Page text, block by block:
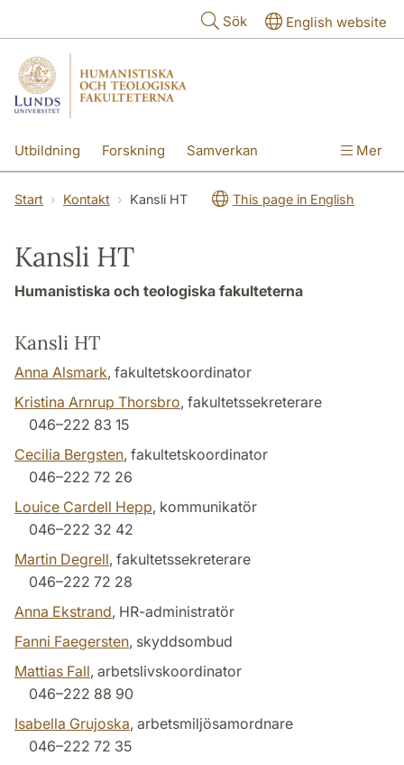
Sök English website
Utbildning Forskning Samverkan Mer
Start Kontakt Kansli HT This page in English
Kansli HT
Humanistiska och teologiska fakulteterna
Kansli HT
Anna Alsmark, fakultetskoordinator
Kristina Arnrup Thorsbro, fakultetssekreterare
046–222 83 15
Cecilia Bergsten, fakultetskoordinator
046–222 72 26
Louice Cardell Hepp, kommunikatör
046–222 32 42
Martin Degrell, fakultetssekreterare
046–222 72 28
Anna Ekstrand, HR-administratör
Fanni Faegersten, skyddsombud
Mattias Fall, arbetslivskoordinator
046–222 88 90
Isabella Grujoska, arbetsmiljösamordnare
046–222 72 35